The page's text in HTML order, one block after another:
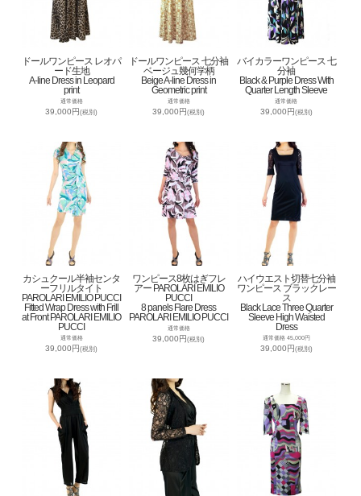
ドールワンピース レオパ
ード生地
A-line Dress in Leopard
print
通常価格
39,000円(税別)
ドールワンピース 七分袖
ベージュ幾何学柄
Beige A-line Dress in
Geometric print
通常価格
39,000円(税別)
バイカラーワンピース 七
分袖
Black & Purple Dress With
Quarter Length Sleeve
通常価格
39,000円(税別)
カシュクール半袖センタ
ーフリルタイト
PAROLARI EMILIO PUCCI
Fitted Wrap Dress with Frill
at Front PAROLARI EMILIO
PUCCI
通常価格
39,000円(税別)
ワンピース8枚はぎフレ
アー PAROLARI EMILIO
PUCCI
8 panels Flare Dress
PAROLARI EMILIO PUCCI
通常価格
39,000円(税別)
ハイウエスト切替七分袖
ワンピース ブラックレー
ス
Black Lace Three Quarter
Sleeve High Waisted
Dress
通常価格 45,000円
39,000円(税別)